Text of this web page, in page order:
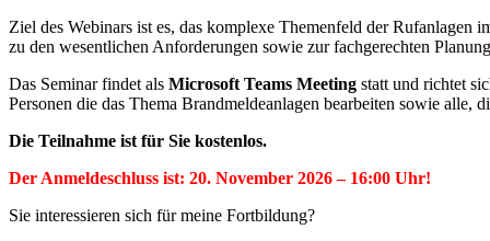
Ziel des Webinars ist es, das komplexe Themenfeld der Rufanlagen
zu den wesentlichen Anforderungen sowie zur fachgerechten
Das Seminar findet als Microsoft Teams Meeting statt und richtet
Personen die das Thema Brandmeldeanlagen bearbeiten sowie
Die Teilnahme ist für Sie kostenlos.
Der Anmeldeschluss ist: 20. November 2026 – 16:00 Uhr!
Sie interessieren sich für meine Fortbildung?